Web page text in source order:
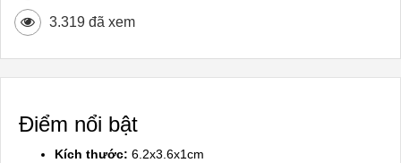
3.319 đã xem
Điểm nổi bật
Kích thước: 6.2x3.6x1cm